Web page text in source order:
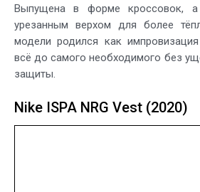
Выпущена в форме кроссовок,
урезанным верхом для более
модели родился как
всё до самого необходимого без
защиты.
Nike ISPA NRG Vest (2020)